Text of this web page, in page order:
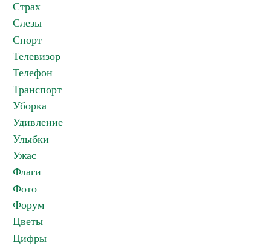
Страх
Слезы
Спорт
Телевизор
Телефон
Транспорт
Уборка
Удивление
Улыбки
Ужас
Флаги
Фото
Форум
Цветы
Цифры